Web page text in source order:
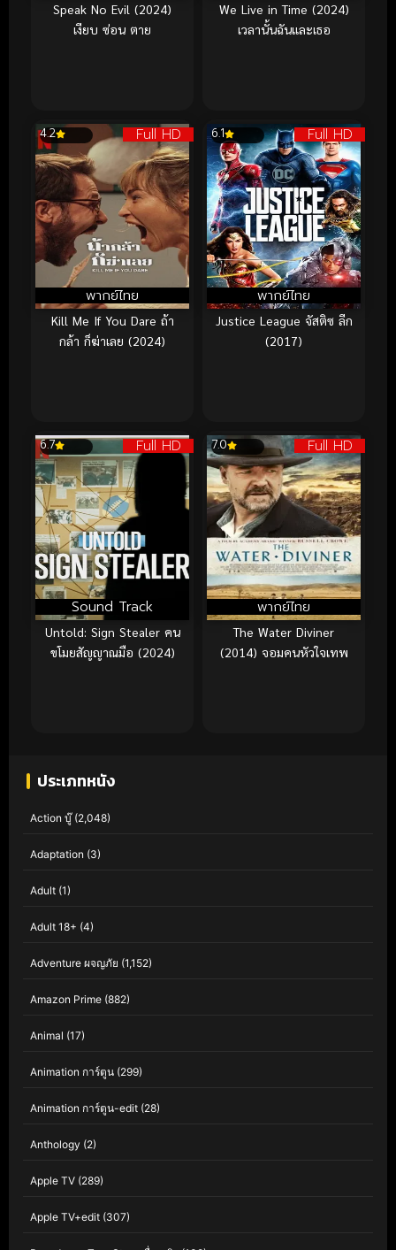
Speak No Evil (2024)
เงียบ ซ่อน ตาย
We Live in Time (2024)
เวลานั้นฉันและเธอ
Full HD
พากย์ไทย
4.2
Kill Me If You Dare ถ้า
กล้า ก็ฆ่าเลย (2024)
Full HD
พากย์ไทย
6.1
Justice League จัสติซ ลีก
(2017)
Full HD
Sound Track
6.7
Untold: Sign Stealer คน
ขโมยสัญญาณมือ (2024)
Full HD
พากย์ไทย
7.0
The Water Diviner
(2014) จอมคนหัวใจเทพ
ประเภทหนัง
Action บู๊(2,048)
Adaptation (3)
Adult (1)
Adult 18+ (4)
Adventure ผจญภัย (1,152)
Amazon Prime (882)
Animal (17)
Animation การ์ตูน (299)
Animation การ์ตูน-edit (28)
Anthology (2)
Apple TV (289)
Apple TV+edit (307)